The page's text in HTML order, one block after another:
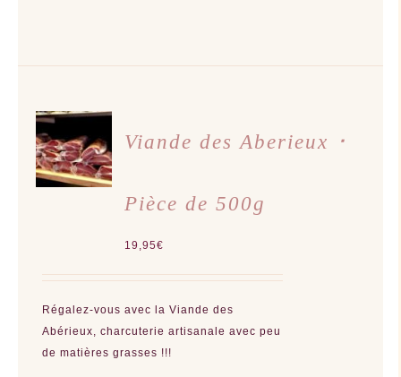
AJOUTER
AU
PANIER
/
DÉTAILS
Viande des Aberieux ･
Pièce de 500g
19,95€
Régalez-vous avec la Viande des
Abérieux, charcuterie artisanale avec peu
de matières grasses !!!